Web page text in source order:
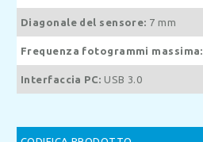
Diagonale del sensore: 7 mm
Frequenza fotogrammi massima:
Interfaccia PC: USB 3.0